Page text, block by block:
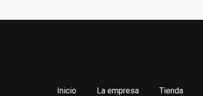
al
Inicio La empresa Tienda